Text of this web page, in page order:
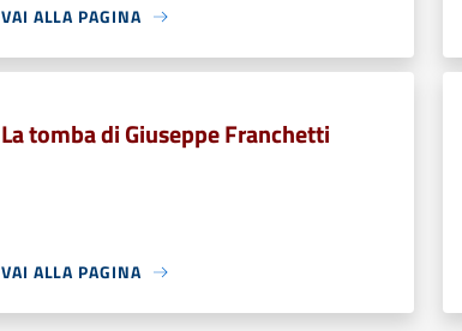
VAI ALLA PAGINA
La tomba di Giuseppe Franchetti
VAI ALLA PAGINA